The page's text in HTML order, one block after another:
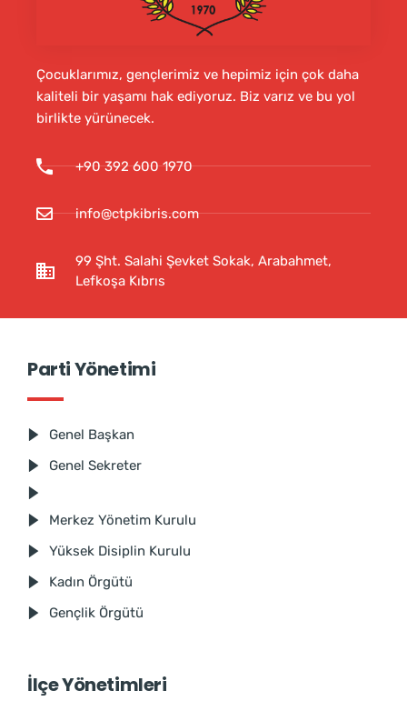
Çocuklarımız, gençlerimiz ve hepimiz için çok daha
kaliteli bir yaşamı hak ediyoruz. Biz varız ve bu yol
birlikte yürünecek.
+90 392 600 1970
info@ctpkibris.com
99 Şht. Salahi Şevket Sokak, Arabahmet,
Lefkoşa Kıbrıs
Parti Yönetimi
Genel Başkan
Genel Sekreter
Merkez Yönetim Kurulu
Yüksek Disiplin Kurulu
Kadın Örgütü
Gençlik Örgütü
İlçe Yönetimleri